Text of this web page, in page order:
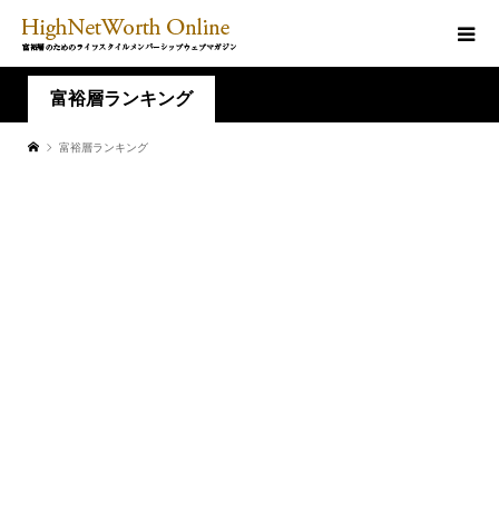
富裕層ランキング
富裕層ランキング